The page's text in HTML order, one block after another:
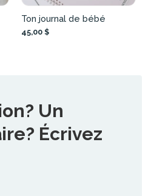
Ton journal de bébé
45,00 $
Un
Écrivez